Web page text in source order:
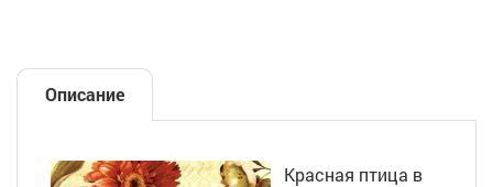
Описание
Красная птица в